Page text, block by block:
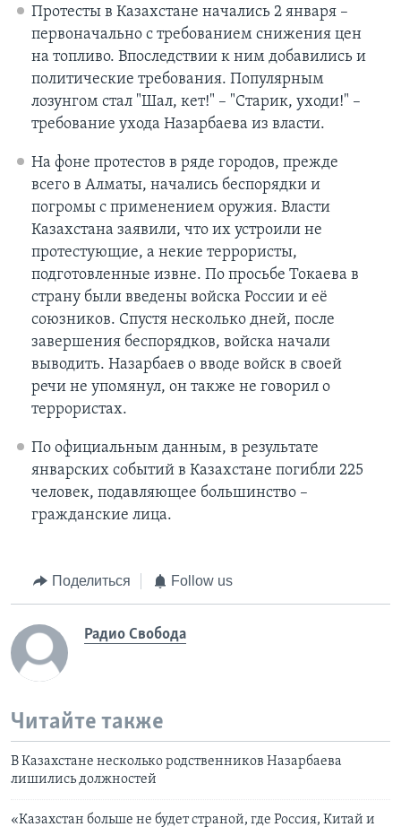
Протесты в Казахстане начались 2 января –
первоначально с требованием снижения цен
на топливо. Впоследствии к ним добавились и
политические требования. Популярным
лозунгом стал "Шал, кет!" – "Старик, уходи!" –
требование ухода Назарбаева из власти.
На фоне протестов в ряде городов, прежде
всего в Алматы, начались беспорядки и
погромы с применением оружия. Власти
Казахстана заявили, что их устроили не
протестующие, а некие террористы,
подготовленные извне. По просьбе Токаева в
страну были введены войска России и её
союзников. Спустя несколько дней, после
завершения беспорядков, войска начали
выводить. Назарбаев о вводе войск в своей
речи не упомянул, он также не говорил о
террористах.
По официальным данным, в результате
январских событий в Казахстане погибли 225
человек, подавляющее большинство –
гражданские лица.
Поделиться Follow us
Радио Свобода
Читайте также
В Казахстане несколько родственников Назарбаева
лишились должностей
«Казахстан больше не будет страной, где Россия, Китай и